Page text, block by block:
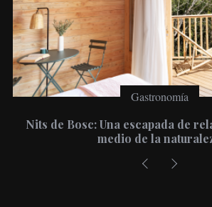
Gastronomía
de relax y silencio en